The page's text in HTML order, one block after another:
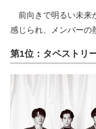
前向きで明るい未来
感じられ、メンバーの
第1位：タペストリ